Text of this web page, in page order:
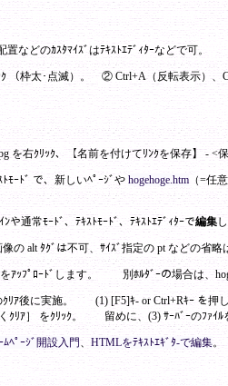
のｶｽﾀﾏｲｽﾞはﾃｷｽﾄｴﾃﾞｨﾀｰなど
ｸ （枠太･点滅）。 ② Ctrl+A（反転表示
を右ｸﾘｯｸ、【名前を付けてﾘﾝｸを保
ﾓｰﾄﾞ で、新しいﾍﾟｰｼﾞや hogehoge.htm （=任
や通常ﾓｰﾄﾞ、ﾃｷｽﾄﾓｰﾄﾞ、ﾃｷｽﾄｴﾃﾞｨﾀｰで編集
alt ﾀｸﾞは不可、ｻｲｽﾞ指定の pt などの省
ｱｯﾌﾟﾛｰﾄﾞします。 別ﾎﾙﾀﾞｰの場合は、
ﾘｱ後に実施。 (1) [F5]ｷ- or Ctrl+Rｷｰ を
ｸﾘｱ］ をｸﾘｯｸ。 留めに、(3) ｻｰﾊﾞｰのﾌｧｲﾙ
ﾑﾍﾟｰｼﾞ開設入門 、 HTMLをﾃｷｽﾄｴｷﾞﾀ-で編集。